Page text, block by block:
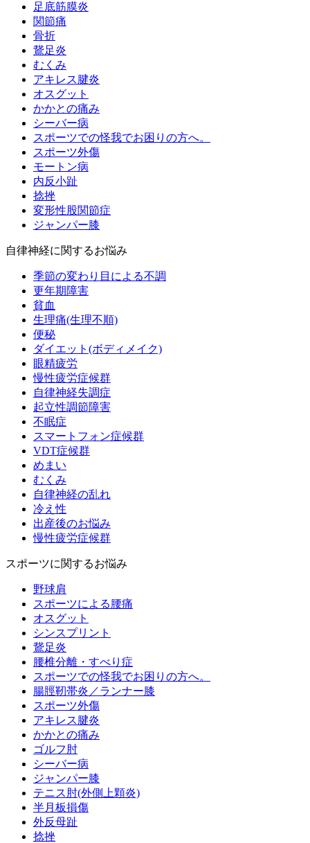
足底筋膜炎
関節痛
骨折
鵞足炎
むくみ
アキレス腱炎
オスグット
かかとの痛み
シーバー病
スポーツでの怪我でお困りの方へ。
スポーツ外傷
モートン病
内反小趾
捻挫
変形性股関節症
ジャンパー膝
自律神経に関するお悩み
季節の変わり目による不調
更年期障害
貧血
生理痛(生理不順)
便秘
ダイエット(ボディメイク)
眼精疲労
慢性疲労症候群
自律神経失調症
起立性調節障害
不眠症
スマートフォン症候群
VDT症候群
めまい
むくみ
自律神経の乱れ
冷え性
出産後のお悩み
慢性疲労症候群
スポーツに関するお悩み
野球肩
スポーツによる腰痛
オスグット
シンスプリント
鵞足炎
腰椎分離・すべり症
スポーツでの怪我でお困りの方へ。
腸脛靭帯炎／ランナー膝
スポーツ外傷
アキレス腱炎
かかとの痛み
ゴルフ肘
シーバー病
ジャンパー膝
テニス肘(外側上顆炎)
半月板損傷
外反母趾
捻挫